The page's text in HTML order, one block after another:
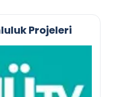
Projeleri